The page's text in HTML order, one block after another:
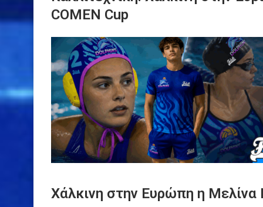
COMEN Cup
Χάλκινη στην Ευρώπη η